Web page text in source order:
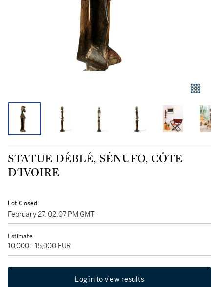
STATUE DÉBLÉ, SÉNUFO, CÔTE
D'IVOIRE
Lot Closed
February 27, 02:07 PM GMT
Estimate
10,000 - 15,000 EUR
Log in to view results